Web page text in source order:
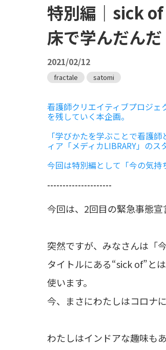
特別編｜sick
床で学んだん
2021/02/12
fractale satomi
看護師クリエイティブプロジ
を残していく本企画。
「学びかたを学ぶことで看護
ィア「メディカLIBRARY」の
今回は特別編として「今の気持
---------------------
今回は、2回目の緊急事態宣
突然ですが、みなさんは「
タイトルにある“sick of”と
使います。
今、まさにわたしはコロナ
わたしはインドアな趣味も